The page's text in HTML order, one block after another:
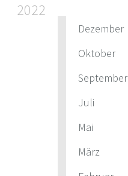
2022
Dezember
Oktober
September
Juli
Mai
März